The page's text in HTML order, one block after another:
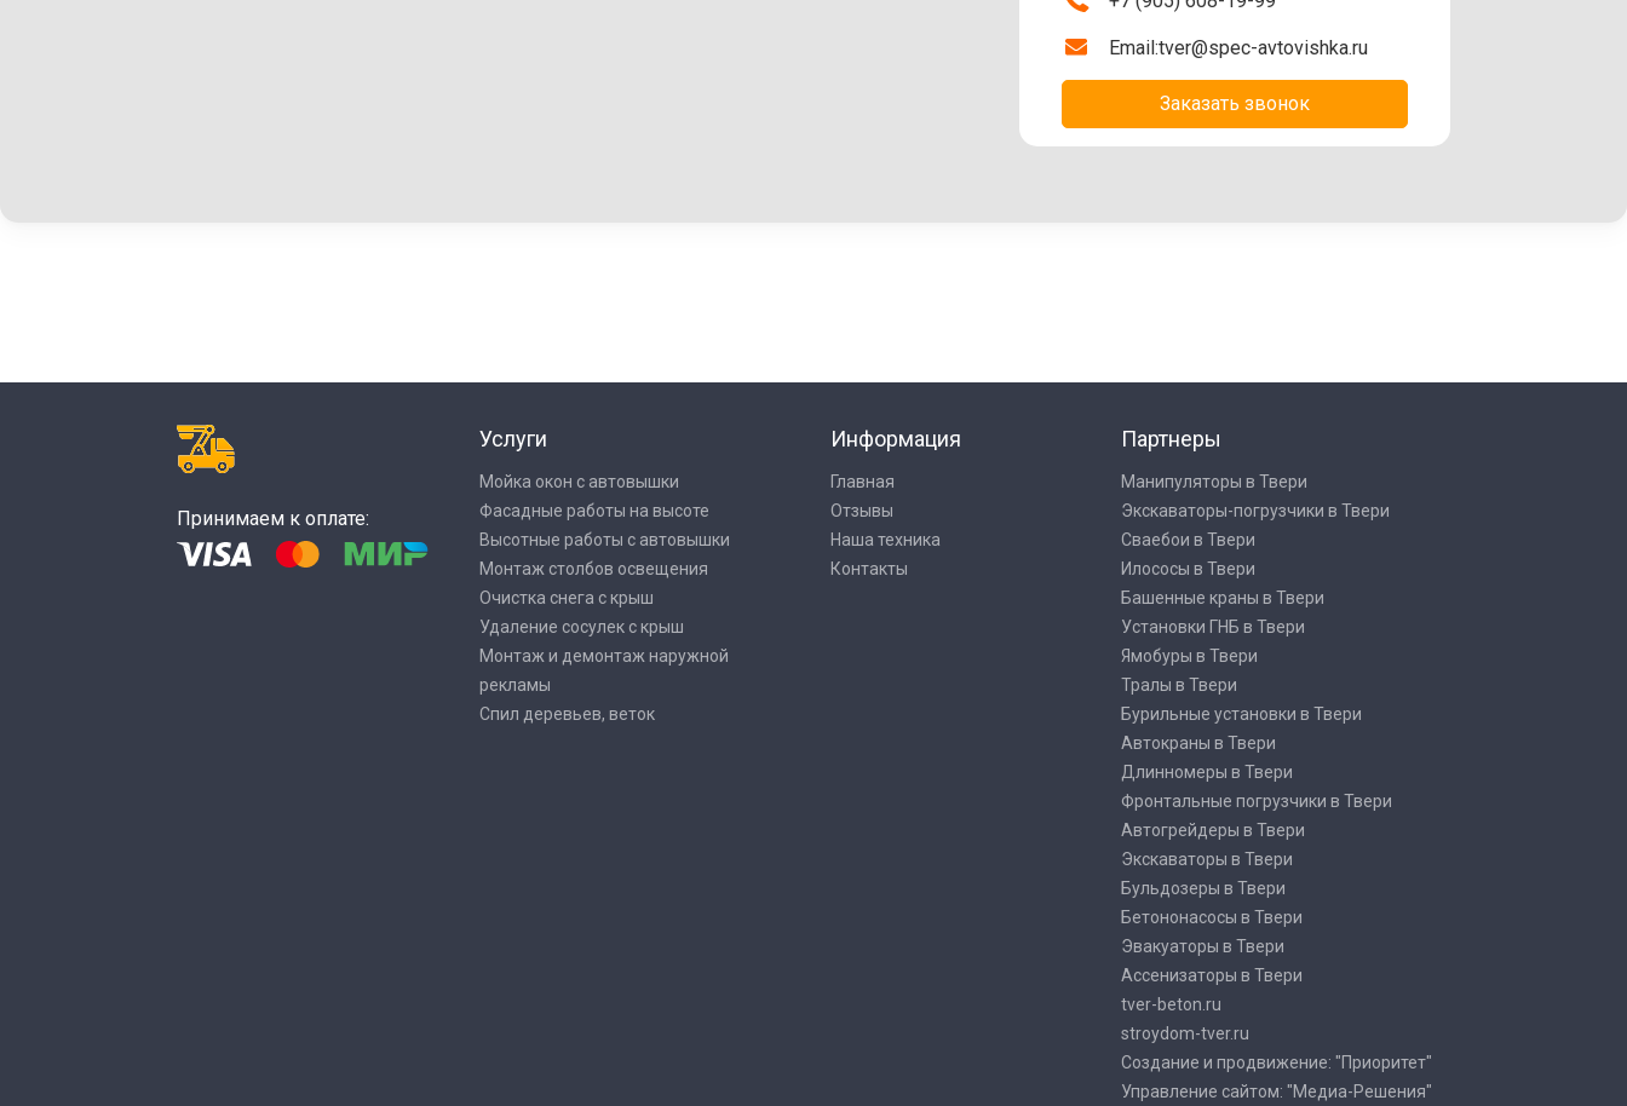
Email:tver@spec-avtovishka.ru
Заказать звонок
Принимаем к оплате:
Услуги
Мойка окон с автовышки
Фасадные работы на высоте
Высотные работы с автовышки
Монтаж столбов освещения
Очистка снега с крыш
Удаление сосулек с крыш
Монтаж и демонтаж наружной
рекламы
Спил деревьев, веток
Информация
Главная
Отзывы
Наша техника
Контакты
Партнеры
Манипуляторы в Твери
Экскаваторы-погрузчики в Твери
Сваебои в Твери
Илососы в Твери
Башенные краны в Твери
Установки ГНБ в Твери
Ямобуры в Твери
Тралы в Твери
Бурильные установки в Твери
Автокраны в Твери
Длинномеры в Твери
Фронтальные погрузчики в Твери
Автогрейдеры в Твери
Экскаваторы в Твери
Бульдозеры в Твери
Бетононасосы в Твери
Эвакуаторы в Твери
Ассенизаторы в Твери
tver-beton.ru
stroydom-tver.ru
Создание и продвижение: "Приоритет"
Управление сайтом: "Медиа-Решения"